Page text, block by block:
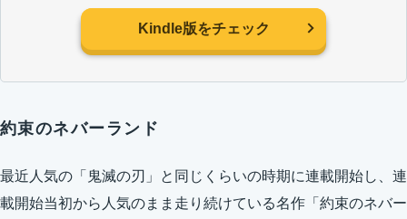
Kindle版をチェック
約束のネバーランド
最近人気の「鬼滅の刃」と同じくらいの時期に連載開始し、連
載開始当初から人気のまま走り続けている名作「約束のネバー